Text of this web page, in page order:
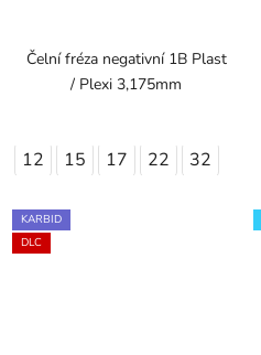
Čelní fréza negativní 1B Plast
/ Plexi 3,175mm
12 15 17 22 32
KARBID
DLC